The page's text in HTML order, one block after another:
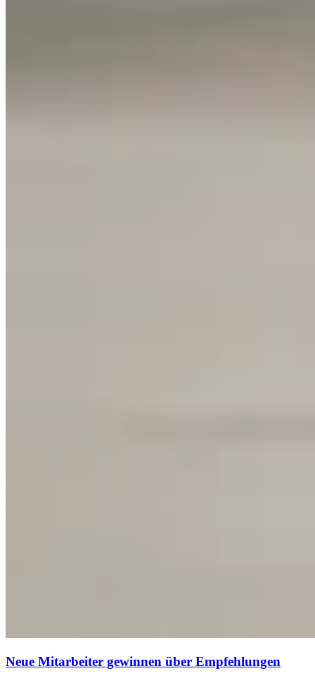
Neue Mitarbeiter gewinnen über Empfehlungen